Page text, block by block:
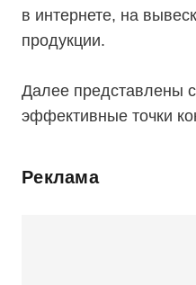
в интернете, на
продукции.
Далее представлены
эффективные точки
Реклама